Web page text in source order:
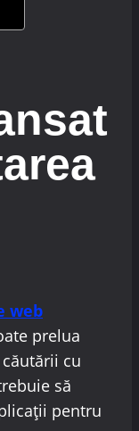
web
prelua
cu
să
pentru